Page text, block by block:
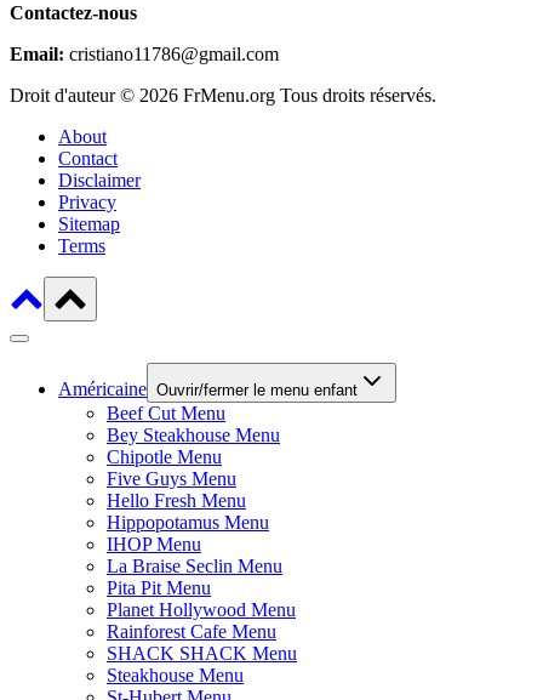
Contactez-nous
Email: cristiano11786@gmail.com
Droit d'auteur © 2026 FrMenu.org Tous droits réservés.
About
Contact
Disclaimer
Privacy
Sitemap
Terms
Américaine Ouvrir/fermer le menu enfant
Beef Cut Menu
Bey Steakhouse Menu
Chipotle Menu
Five Guys Menu
Hello Fresh Menu
Hippopotamus Menu
IHOP Menu
La Braise Seclin Menu
Pita Pit Menu
Planet Hollywood Menu
Rainforest Cafe Menu
SHACK SHACK Menu
Steakhouse Menu